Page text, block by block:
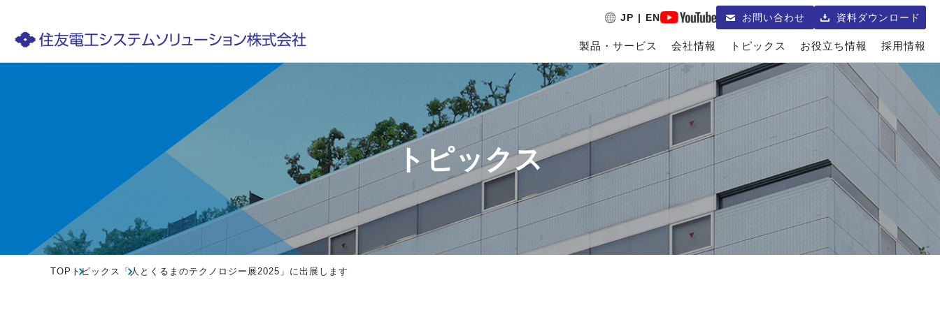
JP | EN お問い合わせ 資料ダウンロード
製品・サービス 会社情報 トピックス お役立ち情報 採用情報
トピックス
TOP トピックス 「人とくるまのテクノロジー展2025」に出展します